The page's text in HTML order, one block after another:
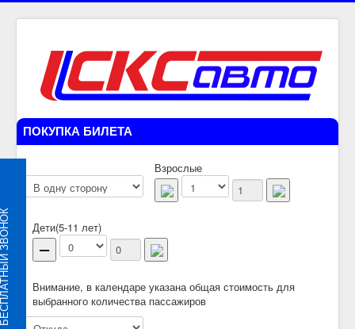
ПОКУПКА БИЛЕТА
Взрослые
Дети(5-11 лет)
Внимание, в календаре указана общая стоимость для
выбранного количества пассажиров